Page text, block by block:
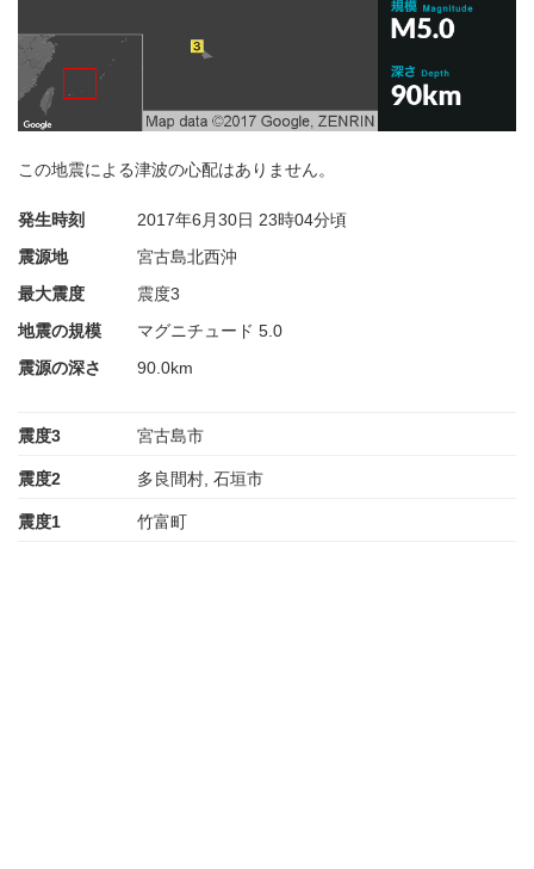
この地震による津波の心配はありません。
発生時刻 2017年6月30日 23時04分頃
震源地
宮古島北西沖
最大震度
震度3
地震の規模
マグニチュード 5.0
震源の深さ
90.0km
震度3 宮古島市
震度2 多良間村, 石垣市
震度1 竹富町